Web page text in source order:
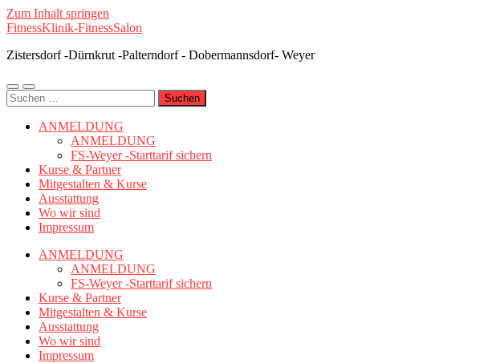
Zum Inhalt springen
FitnessKlinik-FitnessSalon
Zistersdorf -Dürnkrut -Palterndorf - Dobermannsdorf- Weyer
Mobile-
Menü
Suchfeld
ein-/ausblenden
Suchen
nach:
ANMELDUNG
ANMELDUNG
FS-Weyer -Starttarif sichern
Kurse & Partner
Mitgestalten & Kurse
Ausstattung
Wo wir sind
Impressum
ANMELDUNG
ANMELDUNG
FS-Weyer -Starttarif sichern
Kurse & Partner
Mitgestalten & Kurse
Ausstattung
Wo wir sind
Impressum